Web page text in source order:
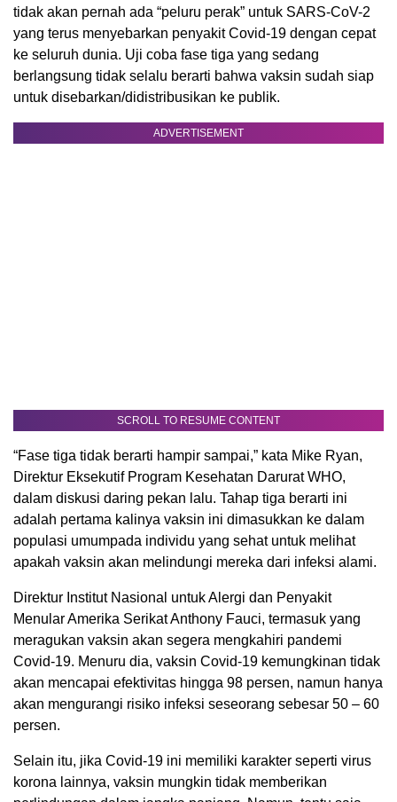
tidak akan pernah ada “peluru perak” untuk SARS-CoV-2
yang terus menyebarkan penyakit Covid-19 dengan cepat
ke seluruh dunia. Uji coba fase tiga yang sedang
berlangsung tidak selalu berarti bahwa vaksin sudah siap
untuk disebarkan/didistribusikan ke publik.
ADVERTISEMENT
SCROLL TO RESUME CONTENT
“Fase tiga tidak berarti hampir sampai,” kata Mike Ryan,
Direktur Eksekutif Program Kesehatan Darurat WHO,
dalam diskusi daring pekan lalu. Tahap tiga berarti ini
adalah pertama kalinya vaksin ini dimasukkan ke dalam
populasi umumpada individu yang sehat untuk melihat
apakah vaksin akan melindungi mereka dari infeksi alami.
Direktur Institut Nasional untuk Alergi dan Penyakit
Menular Amerika Serikat Anthony Fauci, termasuk yang
meragukan vaksin akan segera mengkahiri pandemi
Covid-19. Menuru dia, vaksin Covid-19 kemungkinan tidak
akan mencapai efektivitas hingga 98 persen, namun hanya
akan mengurangi risiko infeksi seseorang sebesar 50 – 60
persen.
Selain itu, jika Covid-19 ini memiliki karakter seperti virus
korona lainnya, vaksin mungkin tidak memberikan